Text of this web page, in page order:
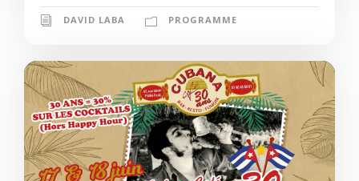
DAVID LABA PROGRAMME